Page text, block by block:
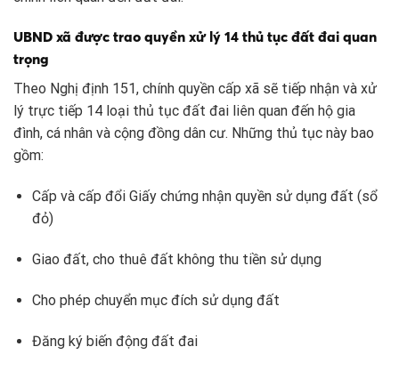
UBND xã được trao quyền xử lý 14 thủ tục đất đai quan
trọng
Theo Nghị định 151, chính quyền cấp xã sẽ tiếp nhận và xử
lý trực tiếp 14 loại thủ tục đất đai liên quan đến hộ gia
đình, cá nhân và cộng đồng dân cư. Những thủ tục này bao
gồm:
Cấp và cấp đổi Giấy chứng nhận quyền sử dụng đất (sổ
đỏ)
Giao đất, cho thuê đất không thu tiền sử dụng
Cho phép chuyển mục đích sử dụng đất
Đăng ký biến động đất đai